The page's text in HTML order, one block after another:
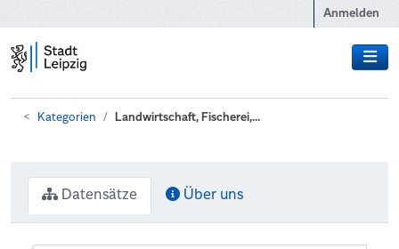
Anmelden
Kategorien Landwirtschaft, Fischerei,...
Datensätze Über uns